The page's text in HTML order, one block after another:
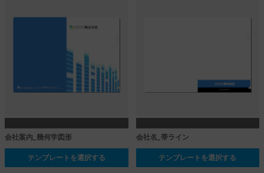
会社案内_幾何学図形
テンプレートを選択する
会社名_帯ライン
テンプレートを選択する